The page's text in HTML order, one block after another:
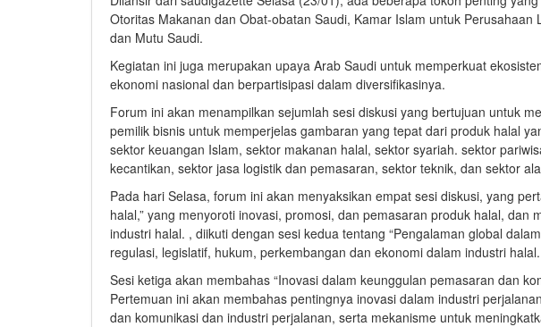
Otoritas Makanan dan Obat-obatan Saudi, Kamar Islam untuk
dan Mutu Saudi.
Kegiatan ini juga merupakan upaya Arab Saudi untuk memperkuat
ekonomi nasional dan berpartisipasi dalam diversifikasinya.
Forum ini akan menampilkan sejumlah sesi diskusi yang bertujuan untuk
pemilik bisnis untuk memperjelas gambaran yang tepat dari produk halal
sektor keuangan Islam, sektor makanan halal, sektor syariah. sektor
kecantikan, sektor jasa logistik dan pemasaran, sektor teknik, dan sektor
Pada hari Selasa, forum ini akan menyaksikan empat sesi diskusi, yang
halal,” yang menyoroti inovasi, promosi, dan pemasaran produk halal, dan
industri halal. , diikuti dengan sesi kedua tentang “Pengalaman global
regulasi, legislatif, hukum, perkembangan dan ekonomi dalam industri halal.
Sesi ketiga akan membahas “Inovasi dalam keunggulan pemasaran dan
Pertemuan ini akan membahas pentingnya inovasi dalam industri
dan komunikasi dan industri perjalanan, serta mekanisme untuk